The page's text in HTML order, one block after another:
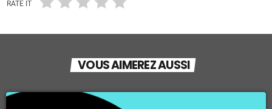
RATE IT
VOUS AIMEREZ AUSSI